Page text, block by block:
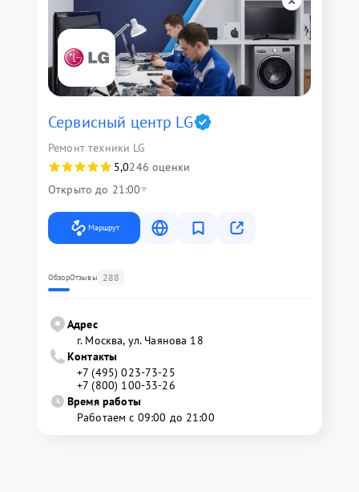
Сервисный центр LG
Ремонт техники LG
5,0246 оценки
Открыто до 21:00
Маршрут
ОбзорОтзывы 288
Адрес
г. Москва, ул. Чаянова 18
Контакты
+7 (495) 023-73-25
+7 (800) 100-33-26
Время работы
Работаем с 09:00 до 21:00